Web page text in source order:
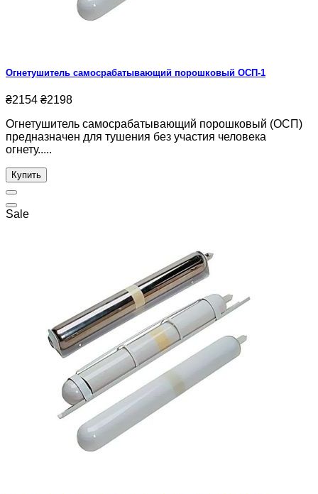
Огнетушитель самосрабатывающий порошковый ОСП-1
₴2154 ₴2198
Огнетушитель самосрабатывающий порошковый (ОСП)
предназначен для тушения без участия человека
огнету.....
Купить
Sale